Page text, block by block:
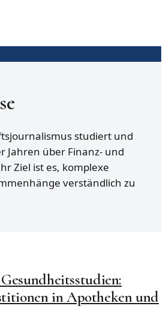
studiert und
Jahren über Finanz- und
Ziel ist es, komplexe
verständlich zu
in Apotheken und